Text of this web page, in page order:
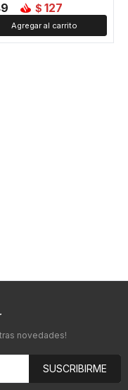
$ 127
novedades!
SUSCRIBIRME